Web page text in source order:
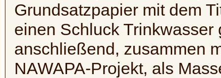
Grundsatzpapier mit dem
einen Schluck Trinkwasser
anschließend, zusammen
NAWAPA-Projekt, als